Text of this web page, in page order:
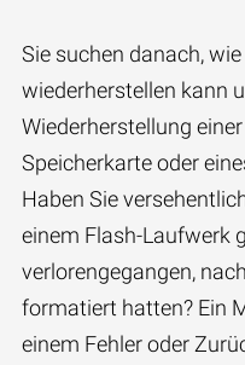
Sie suchen danach,
wiederherstellen kann
Wiederherstellung
Speicherkarte oder
Haben Sie
einem Flash-Laufwerk
verlorengegangen,
formatiert hatten? Ein
einem Fehler oder